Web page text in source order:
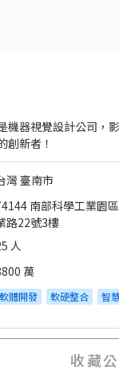
機器視覺設計公司，
創新者！
灣 臺南市
南部科學工業園
路22號3樓
人
萬
軟體開發 軟硬整合 智
收藏